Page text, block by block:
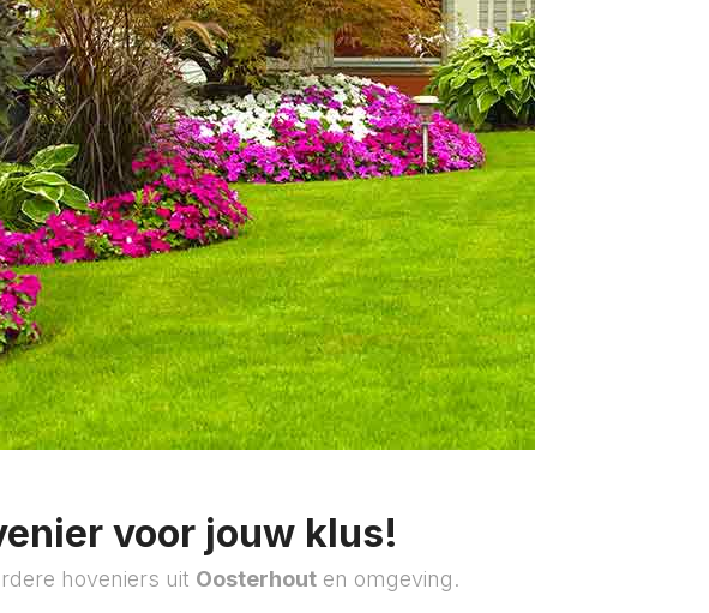
voor jouw klus!
hoveniers uit Oosterhout en omgeving.